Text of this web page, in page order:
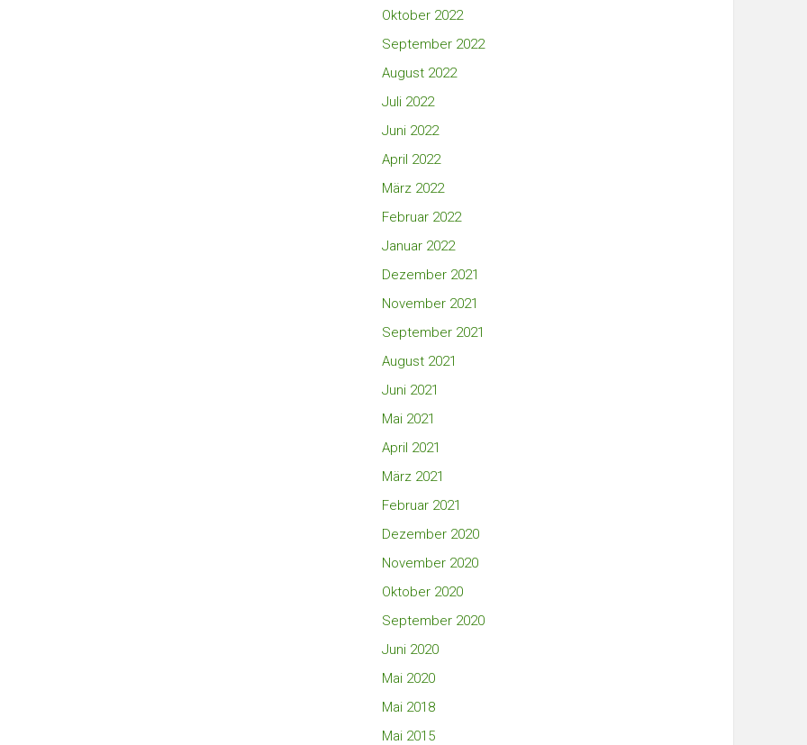
Oktober 2022
September 2022
August 2022
Juli 2022
Juni 2022
April 2022
März 2022
Februar 2022
Januar 2022
Dezember 2021
November 2021
September 2021
August 2021
Juni 2021
Mai 2021
April 2021
März 2021
Februar 2021
Dezember 2020
November 2020
Oktober 2020
September 2020
Juni 2020
Mai 2020
Mai 2018
Mai 2015